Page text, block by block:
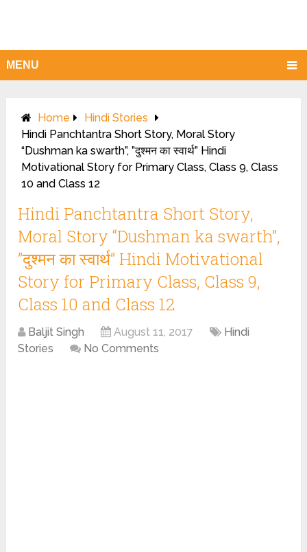
MENU
Home
Hindi Stories
Hindi Panchtantra Short Story, Moral Story
“Dushman ka swarth”, ”दुश्मन का स्वार्थ” Hindi
Motivational Story for Primary Class, Class 9, Class
10 and Class 12
Hindi Panchtantra Short Story,
Moral Story “Dushman ka swarth”,
”दुश्मन का स्वार्थ” Hindi Motivational
Story for Primary Class, Class 9,
Class 10 and Class 12
Baljit Singh August 11, 2017
Hindi
Stories
No Comments